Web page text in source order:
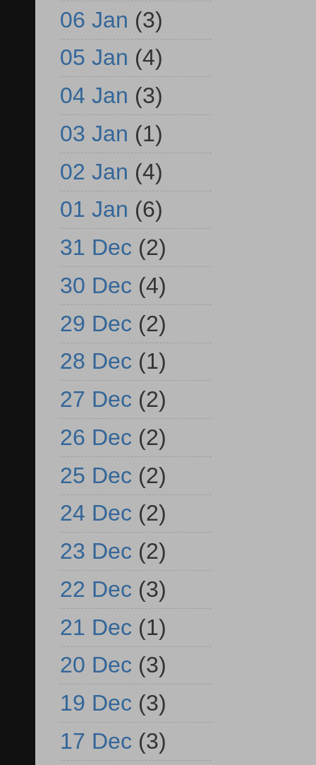
06 Jan (3)
05 Jan (4)
04 Jan (3)
03 Jan (1)
02 Jan (4)
01 Jan (6)
31 Dec (2)
30 Dec (4)
29 Dec (2)
28 Dec (1)
27 Dec (2)
26 Dec (2)
25 Dec (2)
24 Dec (2)
23 Dec (2)
22 Dec (3)
21 Dec (1)
20 Dec (3)
19 Dec (3)
17 Dec (3)